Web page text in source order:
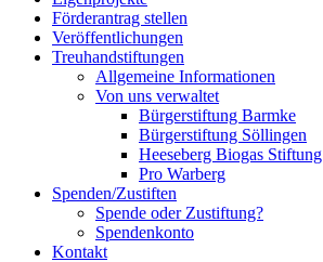
Förderantrag stellen
Veröffentlichungen
Treuhandstiftungen
Allgemeine Informationen
Von uns verwaltet
Bürgerstiftung Barmke
Bürgerstiftung Söllingen
Heeseberg Biogas Stiftung
Pro Warberg
Spenden/Zustiften
Spende oder Zustiftung?
Spendenkonto
Kontakt